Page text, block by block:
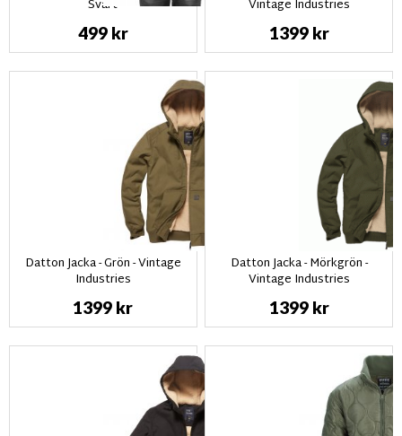
Svart
499 kr
Vintage Industries
1399 kr
Datton Jacka - Grön - Vintage
Industries
1399 kr
Datton Jacka - Mörkgrön -
Vintage Industries
1399 kr